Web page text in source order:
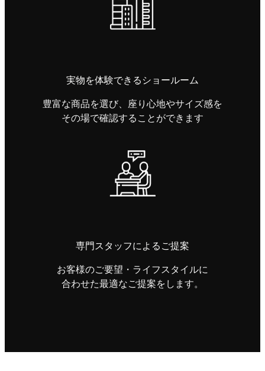
実物を体験できるショールーム
豊富な商品を選び、座り心地やサイズ感を
その場で確認することができます
専門スタッフによるご提案
お客様のご要望・ライフスタイルに
合わせた最適なご提案をします。